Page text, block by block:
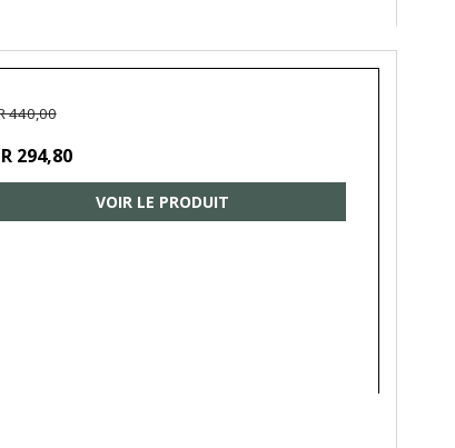
440,00
294,80
VOIR LE PRODUIT